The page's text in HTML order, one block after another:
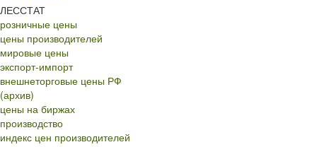
ЛЕССТАТ
розничные цены
цены производителей
мировые цены
экспорт-импорт
внешнеторговые цены РФ
(архив)
цены на биржах
производство
индекс цен производителей